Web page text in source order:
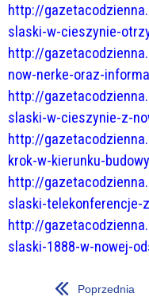
http://
slaski-w-cieszynie-
http://
now-nerke-oraz-
http://
slaski-w-cieszynie-z-
http://
krok-w-kierunku-
http://
slaski-telekonferencje-
http://
slaski-1888-w-nowej-
Poprzednia